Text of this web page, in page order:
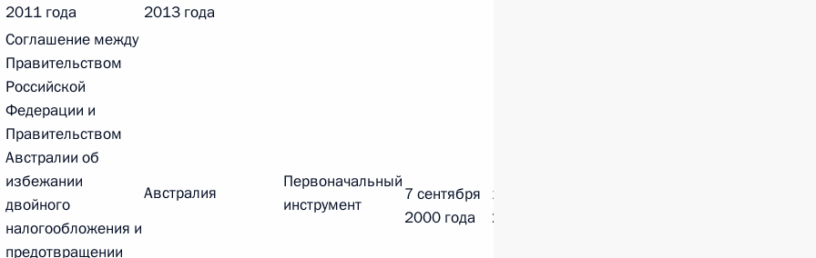
г. № 247-ФЗ
Российской Федерации об административных
№ 245-ФЗ
Российской Федерации и Правительством
деятельности с драгоценными металлами,
2011 года
2013 года
Соглашение между
Правительством
Российской
Федерации и
Правительством
Австралии об
избежании
двойного
налогообложения и
предотвращении
Австралия
Первоначальный
инструмент
7 сентября
2000 года
17 декабря
2003 года